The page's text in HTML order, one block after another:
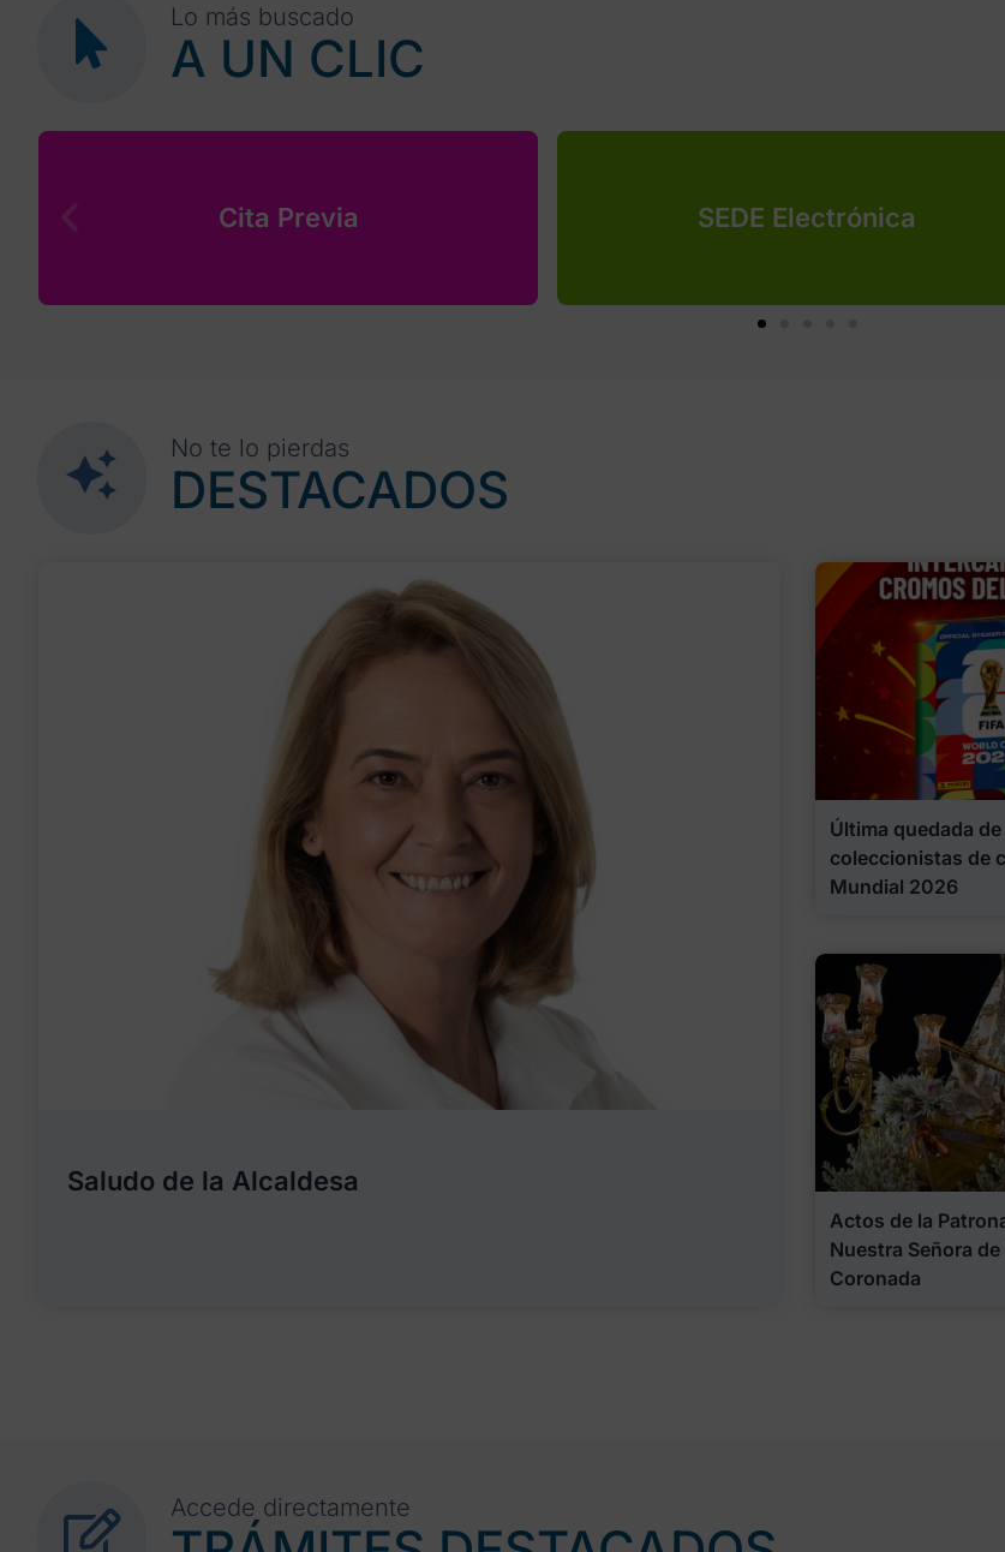
Lo más buscado
A UN CLIC
Cita Previa SEDE Electrónica
No te lo pierdas
DESTACADOS
Saludo de la Alcaldesa
Última quedada
coleccionistas de
Mundial 2026
Actos de la
Nuestra Señora de
Coronada
Accede directamente